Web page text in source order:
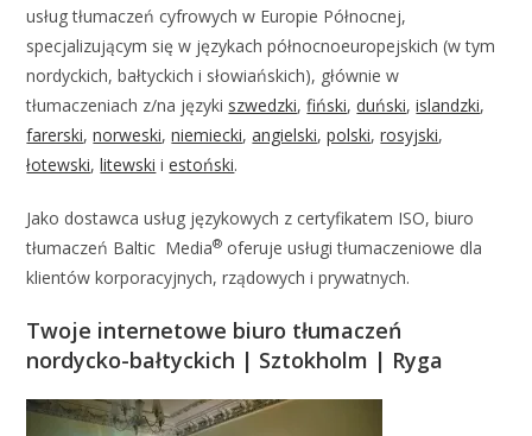
usług tłumaczeń cyfrowych w Europie Północnej,
specjalizującym się w językach północnoeuropejskich (w tym
nordyckich, bałtyckich i słowiańskich), głównie w
tłumaczeniach z/na języki szwedzki,fiński,duński,islandzki,
farerski,norweski,niemiecki,angielski,polski,rosyjski,
łotewski,litewski iestoński.
Jako dostawca usług językowych z certyfikatem ISO, biuro
tłumaczeń Baltic Media® oferuje usługi tłumaczeniowe dla
klientów korporacyjnych, rządowych i prywatnych.
Twoje internetowe biuro tłumaczeń
nordycko-bałtyckich | Sztokholm | Ryga